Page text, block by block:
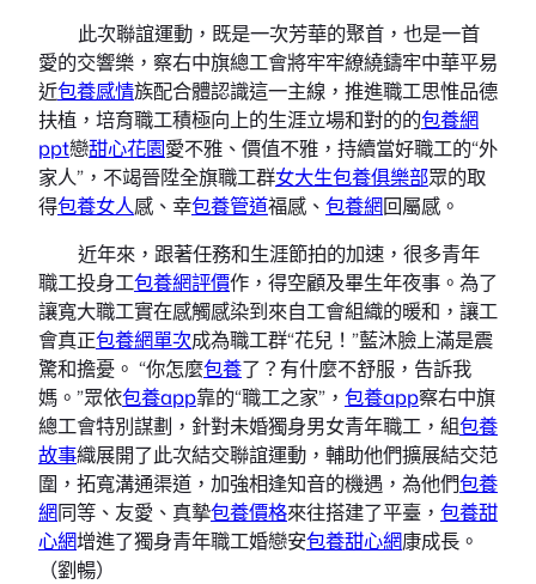
此次聯誼運動，既是一次芳華的聚首，也是一首
愛的交響樂，察右中旗總工會將牢牢繚繞鑄牢中華平易
近包養感情族配合體認識這一主線，推進職工思惟品德
扶植，培育職工積極向上的生涯立場和對的的包養網
ppt戀甜心花園愛不雅、價值不雅，持續當好職工的“外
家人”，不竭晉陞全旗職工群女大生包養俱樂部眾的取
得包養女人感、幸包養管道福感、 包養網回屬感。
近年來，跟著任務和生涯節拍的加速，很多青年
職工投身工包養網評價作，得空顧及畢生年夜事。為了
讓寬大職工實在感觸感染到來自工會組織的暖和，讓工
會真正包養網單次成為職工群“花兒！”藍沐臉上滿是震
驚和擔憂。 “你怎麼包養了？有什麼不舒服，告訴我
媽。”眾依包養app靠的“職工之家”， 包養app察右中旗
總工會特別謀劃，針對未婚獨身男女青年職工，組包養
故事織展開了此次結交聯誼運動，輔助他們擴展結交范
圍，拓寬溝通渠道，加強相逢知音的機遇，為他們包養
網同等、友愛、真摯包養價格來往搭建了平臺， 包養甜
心網增進了獨身青年職工婚戀安包養甜心網康成長。
（劉暢）